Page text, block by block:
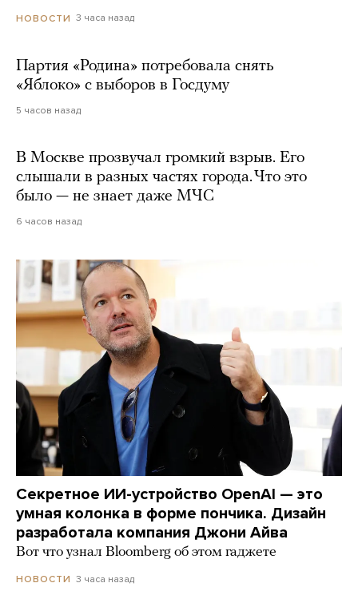
НОВОСТИ 3 часа назад
Партия «Родина» потребовала снять
«Яблоко» с выборов в Госдуму
5 часов назад
В Москве прозвучал громкий взрыв. Его
слышали в разных частях города. Что это
было — не знает даже МЧС
6 часов назад
Секретное ИИ-устройство OpenAI — это
умная колонка в форме пончика. Дизайн
разработала компания Джони Айва
Вот что узнал Bloomberg об этом гаджете
НОВОСТИ 3 часа назад